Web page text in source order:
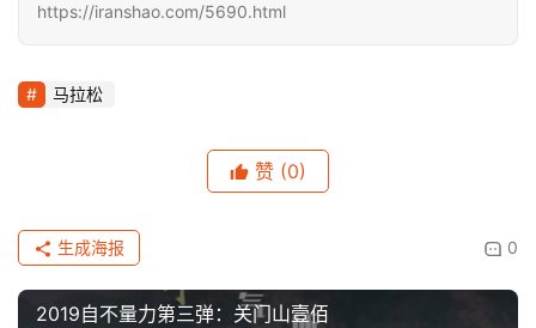
https://iranshao.com/5690.html
马拉松
赞 (0)
0
生成海报
2019自不量力第三弹：关门山壹佰